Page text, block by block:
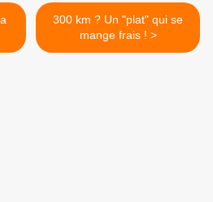
300 km ? Un "plat" qui se
mange frais ! >